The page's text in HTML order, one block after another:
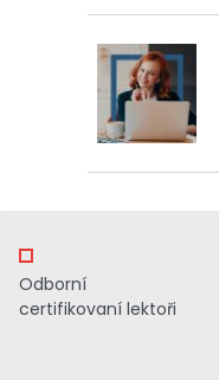
Odborní
certifikovaní lektoři